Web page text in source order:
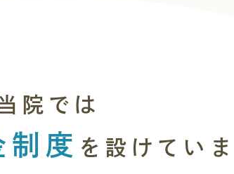
院では
制度 を設けてい